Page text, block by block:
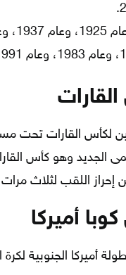
لكأس القارات تحت
الجديد وهو كأس
إحراز اللقب لثلاث
أميركا
في 32 نسخة من بطولة أميركا